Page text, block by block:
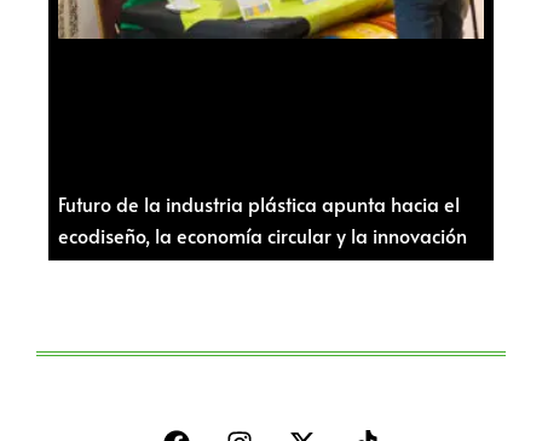
Futuro de la industria plástica apunta hacia el
ecodiseño, la economía circular y la innovación